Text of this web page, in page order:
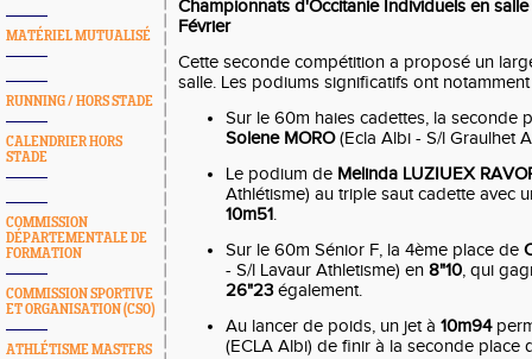
MATÉRIEL MUTUALISÉ
RUNNING / HORS STADE
CALENDRIER HORS
STADE
COMMISSION
DÉPARTEMENTALE DE
FORMATION
COMMISSION SPORTIVE
ET ORGANISATION (CSO)
ATHLÉTISME MASTERS
Championnats d'Occitanie Individuels en salle
Février
Cette seconde compétition a proposé un
salle. Les podiums significatifs ont
Sur le 60m haies cadettes, la seconde
Solene MORO(Ecla Albi - S/l Graulhet
Le podium de Melinda LUZIUEX
Athlétisme) au triple saut cadette avec
10m51.
Sur le 60m Sénior F, la 4ème place de
- S/l Lavaur Athletisme) en 8"10, qui
26"23également.
Au lancer de poids, un jet à 10m94
(ECLA Albi) de finir à la seconde place